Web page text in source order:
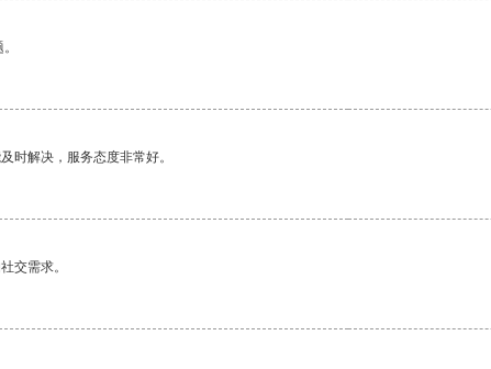
时解决，服务态度非常好。
交需求。